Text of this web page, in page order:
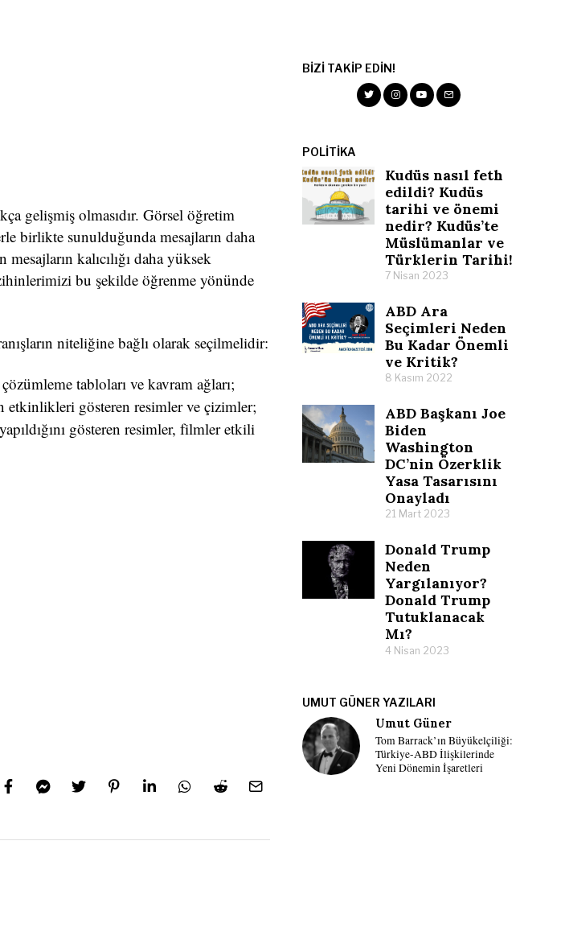
gelişmiş olmasıdır. Görsel öğretim
birlikte sunulduğunda mesajların daha
kalıcılığı daha yüksek
bu şekilde öğrenme yönünde
niteliğine bağlı olarak seçilmelidir:
tabloları ve kavram ağları;
etkinlikleri gösteren resimler ve çizimler;
gösteren resimler, filmler etkili
BIZI TAKIP EDIN!
POLITIKA
Kudüs nasıl feth
edildi? Kudüs
tarihi ve önemi
nedir? Kudüs’te
Müslümanlar ve
Türklerin Tarihi!
7 Nisan 2023
ABD Ara
Seçimleri Neden
Bu Kadar Önemli
ve Kritik?
8 Kasım 2022
ABD Başkanı Joe
Biden
Washington
DC’nin Özerklik
Yasa Tasarısını
Onayladı
21 Mart 2023
Donald Trump
Neden
Yargılanıyor?
Donald Trump
Tutuklanacak
Mı?
4 Nisan 2023
UMUT GÜNER YAZILARI
Umut Güner
Tom Barrack’ın Büyükelçiliği:
Türkiye-ABD İlişkilerinde
Yeni Dönemin İşaretleri